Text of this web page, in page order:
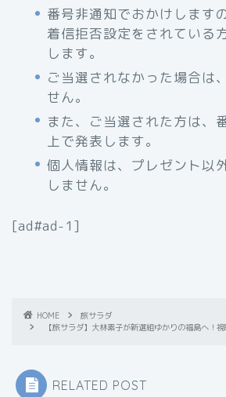
番号非通知でおかけします
着信拒否設定をされている
します。
ご当選されなかった場合は
せん。
また、ご当選された方は、
上で発表します。
個人情報は、プレゼント以
しません。
[ad#ad-1]
HOME
旅サラダ
【旅サラダ】大林素子が新選組ゆかりの福島へ！
RELATED POST